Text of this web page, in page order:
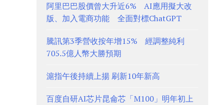
阿里巴巴股價曾大升近6% AI應用擬大改
版、加入電商功能 全面對標ChatGPT
騰訊第3季營收按年增15% 經調整純利
705.5億人幣大勝預期
滬指午後持續上揚 刷新10年新高
百度自研AI芯片昆侖芯「M100」明年初上